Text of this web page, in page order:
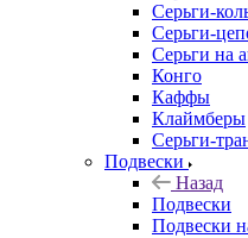
Серьги-
Серьги-
Серьги на
Конго
Каффы
Клаймберы
Серьги-
Подвески
Назад
Подвески
Подвески